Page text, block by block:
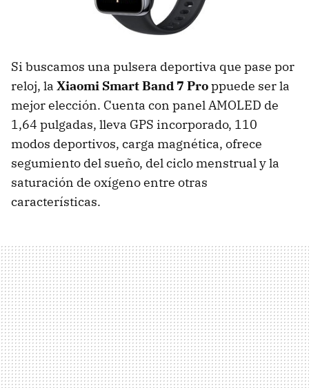
Si buscamos una pulsera deportiva que pase por
reloj, la Xiaomi Smart Band 7 Proppuede ser la
mejor elección. Cuenta con panel AMOLED de
1,64 pulgadas, lleva GPS incorporado, 110
modos deportivos, carga magnética, ofrece
segumiento del sueño, del ciclo menstrual y la
saturación de oxígeno entre otras
características.